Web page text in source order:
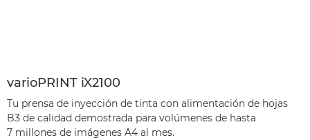
varioPRINT iX2100
Tu prensa de inyección de tinta con alimentación de hojas
B3 de calidad demostrada para volúmenes de hasta
7 millones de imágenes A4 al mes.